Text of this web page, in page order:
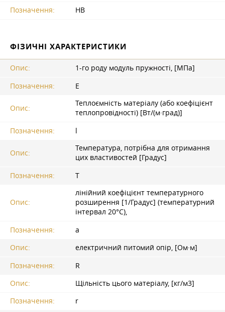
Позначення:
HB
ФІЗИЧНІ ХАРАКТЕРИСТИКИ
Опис:
1-го роду модуль пружності, [МПа]
Позначення:
E
Опис:
Теплоємність матеріалу (або коефіцієнт
теплопровідності) [Вт/(м·град)]
Позначення:
l
Опис:
Температура, потрібна для отримання
цих властивостей [Градус]
Позначення:
T
Опис:
лінійний коефіцієнт температурного
розширення [1/Градус] (температурний
інтервал 20°С),
Позначення:
a
Опис:
електричний питомий опір, [Ом·м]
Позначення:
R
Опис:
Щільність цього матеріалу, [кг/м3]
Позначення:
r